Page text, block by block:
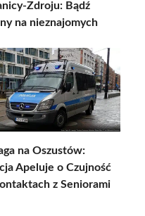
Zdroju: Bądź
na nieznajomych
na Oszustów:
Apeluje o Czujność
z Seniorami